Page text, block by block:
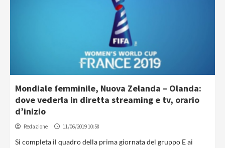
Mondiale femminile, Nuova Zelanda – Olanda:
dove vederla in diretta streaming e tv, orario
d’inizio
Redazione 11/06/2019 10:58
Si completa il quadro della prima giornata del gruppo E ai